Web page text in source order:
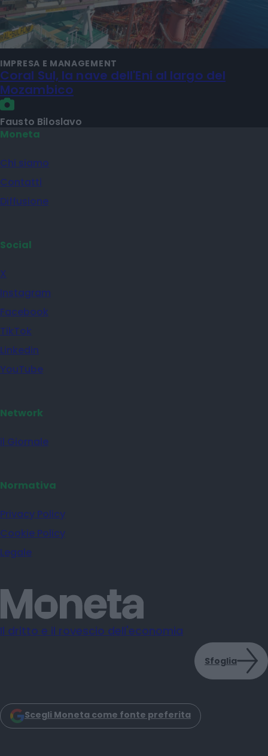
IMPRESA E MANAGEMENT
Coral Sul, la nave dell'Eni al largo del
Mozambico
Fausto Biloslavo
Moneta
Chi siamo
Contatti
Diffusione
Social
X
Instagram
Facebook
TikTok
Linkedin
YouTube
Network
il Giornale
Normativa
Privacy Policy
Cookie Policy
Legale
Il dritto e il rovescio dell'economia
Sfoglia
Scegli Moneta come fonte preferita